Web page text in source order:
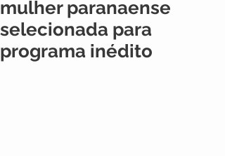
mulher paranaense
selecionada para
programa inédito